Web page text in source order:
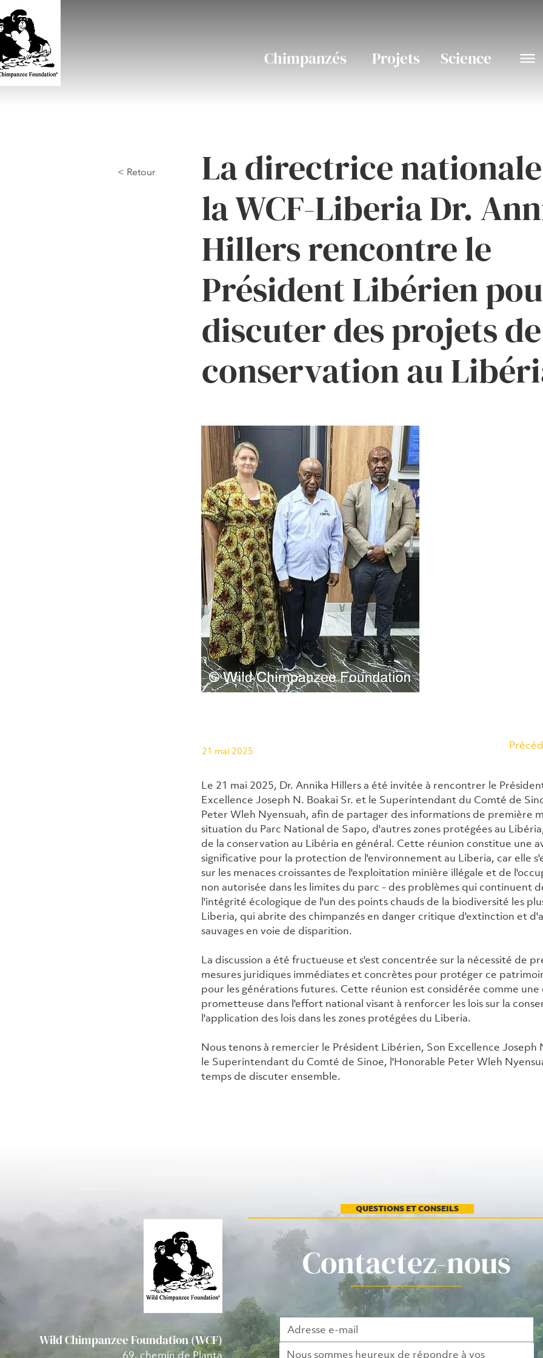
Chimpanzés Projets Science
< Retour
La directrice
la WCF-Liberia Dr.
Hillers rencontre le
Président Libérien
discuter des projets de
conservation au
21 mai 2025
Le 21 mai 2025, Dr. Annika Hillers a été invitée à rencontrer le
Excellence Joseph N. Boakai Sr. et le Superintendant du Comté de
Peter Wleh Nyensuah, afin de partager des informations de première
situation du Parc National de Sapo, d'autres zones protégées au
de la conservation au Libéria en général. Cette réunion constitue une
significative pour la protection de l'environnement au Liberia, car elle
sur les menaces croissantes de l'exploitation minière illégale et de
non autorisée dans les limites du parc - des problèmes qui continuent
l'intégrité écologique de l'un des points chauds de la biodiversité les
Liberia, qui abrite des chimpanzés en danger critique d'extinction et
sauvages en voie de disparition.
La discussion a été fructueuse et s'est concentrée sur la nécessité de
mesures juridiques immédiates et concrètes pour protéger ce
pour les générations futures. Cette réunion est considérée comme
prometteuse dans l'effort national visant à renforcer les lois sur la
l'application des lois dans les zones protégées du Liberia.
Nous tenons à remercier le Président Libérien, Son Excellence Joseph
le Superintendant du Comté de Sinoe, l'Honorable Peter Wleh
temps de discuter ensemble.
Wild Chimpanzee Foundation (WCF)
69, chemin de Planta
QUESTIONS ET CONSEILS
Contactez-nous